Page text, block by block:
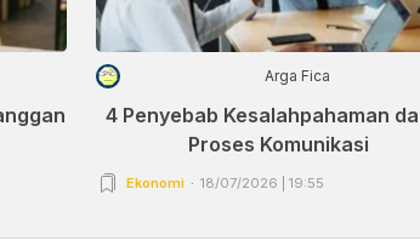
Arga Fica
4 Penyebab Kesalahpahaman
Proses Komunikasi
Ekonomi 18/07/2026 | 19:55